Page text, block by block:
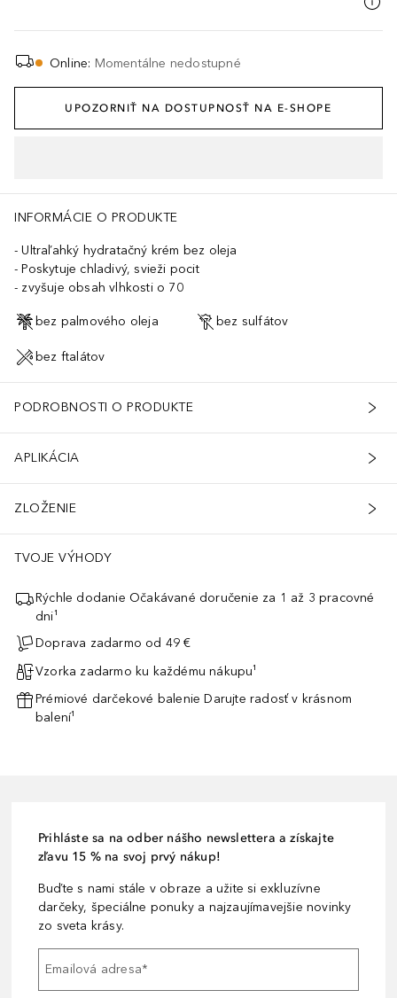
Online: Momentálne nedostupné
UPOZORNIŤ NA DOSTUPNOSŤ NA E-SHOPE
INFORMÁCIE O PRODUKTE
Ultraľahký hydratačný krém bez oleja
Poskytuje chladivý, svieži pocit
zvyšuje obsah vlhkosti o 70
bez palmového oleja bez sulfátov
bez ftalátov
PODROBNOSTI O PRODUKTE
APLIKÁCIA
ZLOŽENIE
TVOJE VÝHODY
Rýchle dodanie Očakávané doručenie za 1 až 3 pracovné
dni¹
Doprava zadarmo od 49 €
Vzorka zadarmo ku každému nákupu¹
Prémiové darčekové balenie Darujte radosť v krásnom
balení¹
Prihláste sa na odber nášho newslettera a získajte
zľavu 15 % na svoj prvý nákup!
Buďte s nami stále v obraze a užite si exkluzívne
darčeky, špeciálne ponuky a najzaujímavejšie novinky
zo sveta krásy.
Emailová adresa*